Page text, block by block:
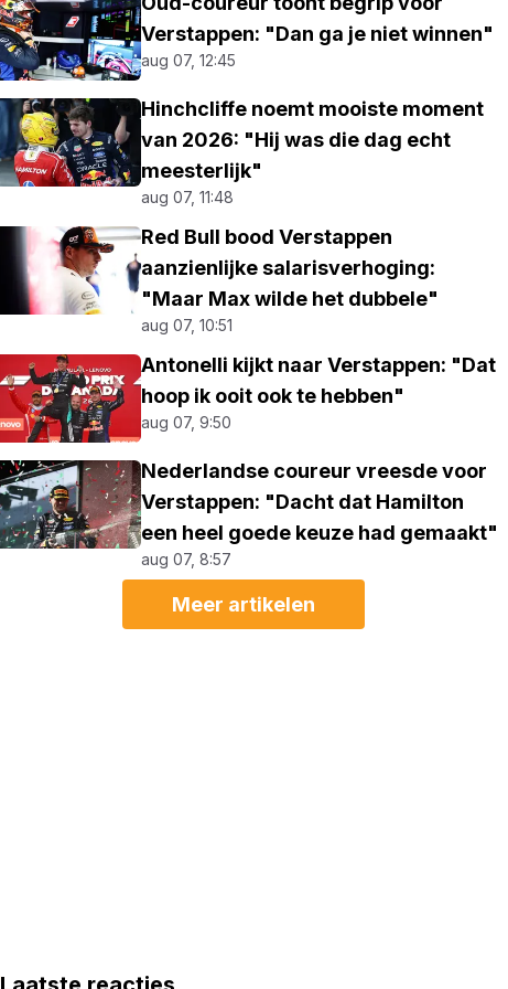
Verstappen: "Dan ga je niet winnen"
aug 07, 12:45
Hinchcliffe noemt mooiste moment
van 2026: "Hij was die dag echt
meesterlijk"
aug 07, 11:48
Red Bull bood Verstappen
aanzienlijke salarisverhoging:
"Maar Max wilde het dubbele"
aug 07, 10:51
Antonelli kijkt naar Verstappen: "Dat
hoop ik ooit ook te hebben"
aug 07, 9:50
Nederlandse coureur vreesde voor
Verstappen: "Dacht dat Hamilton
een heel goede keuze had gemaakt"
aug 07, 8:57
Meer artikelen